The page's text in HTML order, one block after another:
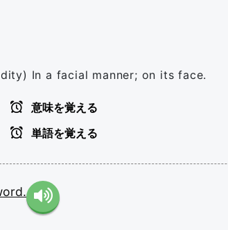
In a facial manner; on its face.
意味を覚える
単語を覚える